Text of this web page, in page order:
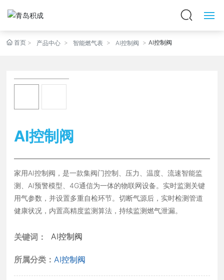
首页
智慧燃气
智慧工厂
新闻中心
首页 产品中心 智能燃气表 AI控制阀 AI控制阀
AI控制阀
家用AI控制阀，是一款集阀门控制、压力、温度、流速智能监
测、AI预警模型、4G通信为一体的物联网设备。实时监测关键
用气参数，并设置多重自检环节。切断气源后，实时检测管道
健康状况，内置高精度监测算法，持续监测燃气泄漏。
关键词： AI控制阀
所属分类：AI控制阀